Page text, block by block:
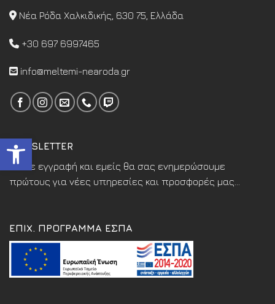
Ανοίξτε τη γραμμή
Νέα Ρόδα Χαλκιδικής, 630 75, Ελλάδα
+30 697 6997465
info@meltemi-nearoda.gr
NEWSLETTER
Κάντε εγγραφή και εμείς θα σας ενημερώσουμε
πρώτους για νέες υπηρεσίες και προσφορές μας...
ΕΠΙΧ. ΠΡΟΓΡΑΜΜΑ ΕΣΠΑ